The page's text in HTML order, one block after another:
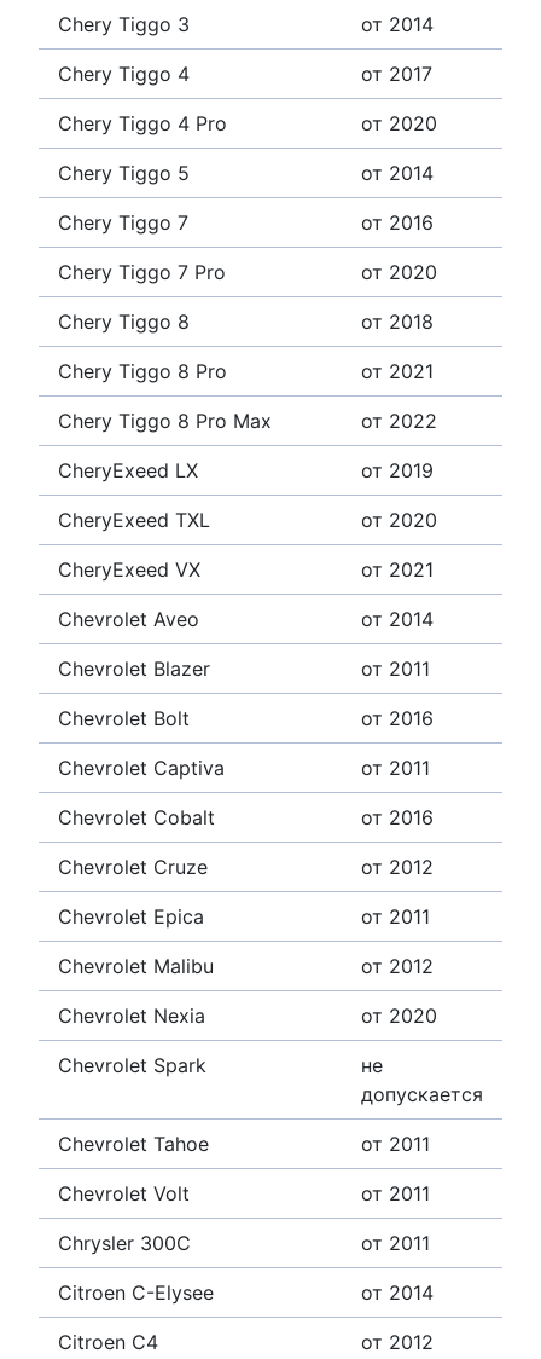
Chery Tiggo 3 от 2014
Chery Tiggo 4 от 2017
Chery Tiggo 4 Pro от 2020
Chery Tiggo 5 от 2014
Chery Tiggo 7 от 2016
Chery Tiggo 7 Pro от 2020
Chery Tiggo 8 от 2018
Chery Tiggo 8 Pro от 2021
Chery Tiggo 8 Pro Max от 2022
CheryExeed LX от 2019
CheryExeed TXL от 2020
CheryExeed VX от 2021
Chevrolet Aveo от 2014
Chevrolet Blazer от 2011
Chevrolet Bolt от 2016
Chevrolet Captiva от 2011
Chevrolet Cobalt от 2016
Chevrolet Cruze от 2012
Chevrolet Epica от 2011
Chevrolet Malibu от 2012
Chevrolet Nexia от 2020
Chevrolet Spark
не
допускается
Chevrolet Tahoe от 2011
Chevrolet Volt от 2011
Chrysler 300C от 2011
Citroen C-Elysee от 2014
Citroen C4 от 2012